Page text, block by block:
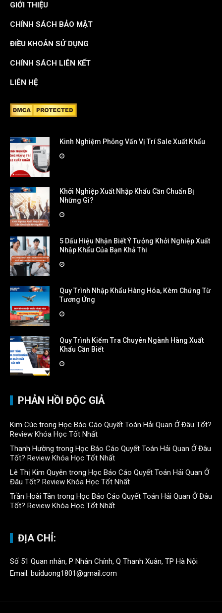
GIỚI THIỆU
CHÍNH SÁCH BẢO MẬT
ĐIỀU KHOẢN SỬ DỤNG
CHÍNH SÁCH LIÊN KẾT
LIÊN HỆ
Kinh Nghiệm Phỏng Vấn Vị Trí Sale Xuất Khẩu
Khởi Nghiệp Xuất Nhập Khẩu Cần Chuẩn Bị
Những Gì?
5 Dấu Hiệu Nhận Biết Ý Tưởng Khởi Nghiệp Xuất
Nhập Khẩu Của Bạn Khả Thi
Quy Trình Nhập Khẩu Hàng Hóa, Kèm Chứng Từ
Tương Ứng
Quy Trình Kiểm Tra Chuyên Ngành Hàng Xuất
Khẩu Cần Biết
PHẢN HỒI ĐỘC GIẢ
Kim Cúc trong Học Báo Cáo Quyết Toán Hải Quan Ở Đâu Tốt?
Review Khóa Học Tốt Nhất
Thanh Hường trong Học Báo Cáo Quyết Toán Hải Quan Ở Đâu
Tốt? Review Khóa Học Tốt Nhất
Lê Thị Kim Quyên trong Học Báo Cáo Quyết Toán Hải Quan Ở
Đâu Tốt? Review Khóa Học Tốt Nhất
Trần Hoài Tân trong Học Báo Cáo Quyết Toán Hải Quan Ở Đâu
Tốt? Review Khóa Học Tốt Nhất
ĐỊA CHỈ:
Số 51 Quan nhân, P Nhân Chính, Q Thanh Xuân, TP Hà Nội
Email: buiduong1801@gmail.com